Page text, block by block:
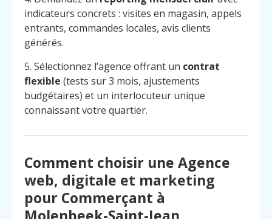
indicateurs concrets : visites en magasin, appels
entrants, commandes locales, avis clients
générés.
5. Sélectionnez l’agence offrant un contrat
flexible (tests sur 3 mois, ajustements
budgétaires) et un interlocuteur unique
connaissant votre quartier.
Comment choisir une Agence
web, digitale et marketing
pour Commerçant à